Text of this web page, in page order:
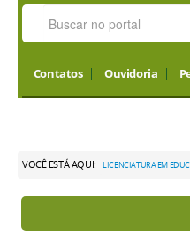
Contatos Ouvidoria
VOCÊ ESTÁ AQUI: LICENCIATURA EM